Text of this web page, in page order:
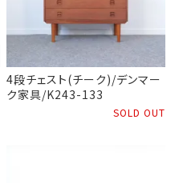
4段チェスト(チーク)/デンマー
ク家具/K243-133
SOLD OUT